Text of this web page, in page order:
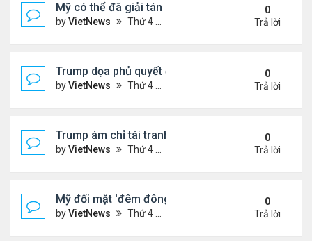
Mỹ có thể đã giải tán nhóm chuyên trách chống IS
byVietNews Thứ 4 Tháng 12 02, 2020 2:04 pm
0
Trả lời
Trump dọa phủ quyết đạo luật quốc phòng
byVietNews Thứ 4 Tháng 12 02, 2020 2:03 pm
0
Trả lời
Trump ám chỉ tái tranh cử năm 2024
byVietNews Thứ 4 Tháng 12 02, 2020 1:58 pm
0
Trả lời
Mỹ đối mặt 'đêm đông dài' Covid-19
byVietNews Thứ 4 Tháng 12 02, 2020 1:57 pm
0
Trả lời